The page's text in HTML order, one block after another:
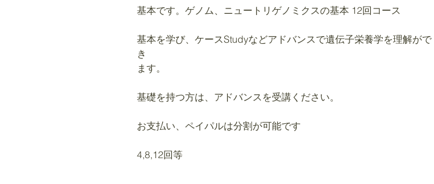
基本です。ゲノム、ニュートリゲノミクスの基本 12回コース
基本を学び、ケースStudyなどアドバンスで遺伝子栄養学を理解がで
き
ます。
基礎を持つ方は、アドバンスを受講ください。
お支払い、ペイパルは分割が可能です
4,8,12回等